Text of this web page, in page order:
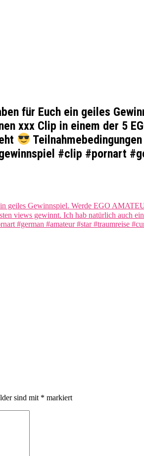
für Euch ein geiles
xxx Clip in einem der 5
#clip #pornart
sind mit * markiert